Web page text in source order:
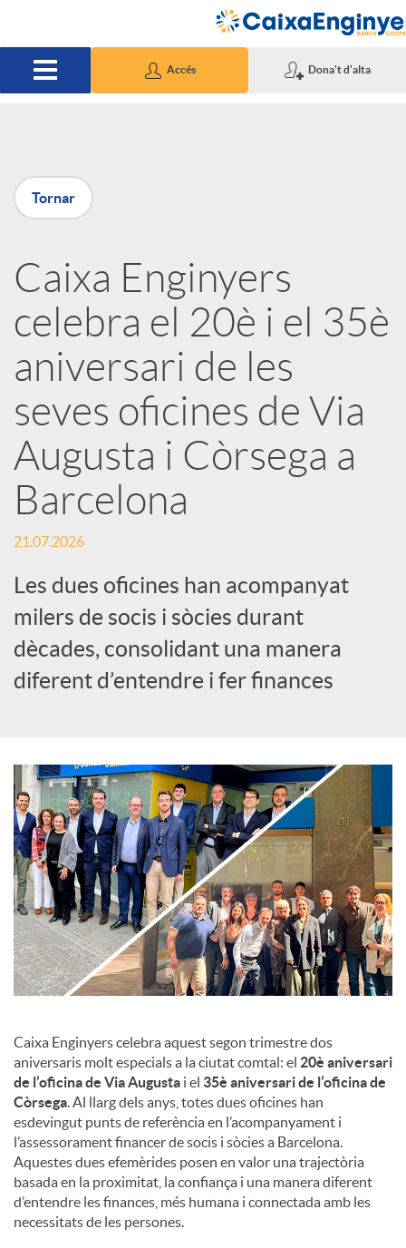
Accés Dona't d'alta
P
u
b
l
i
c
a
d
o
r
e
c
o
n
t
i
n
g
Tornar
Caixa Enginyers
celebra el 20è i el 35è
aniversari de les
seves oficines de Via
Augusta i Còrsega a
Barcelona
21.07.2026
Les dues oficines han acompanyat
milers de socis i sòcies durant
dècades, consolidant una manera
diferent d’entendre i fer finances
Caixa Enginyers celebra aquest segon trimestre dos
aniversaris molt especials a la ciutat comtal: el 20è aniversari
de l’oficina de Via Augusta i el 35è aniversari de l’oficina de
Còrsega. Al llarg dels anys, totes dues oficines han
esdevingut punts de referència en l’acompanyament i
l’assessorament financer de socis i sòcies a Barcelona.
Aquestes dues efemèrides posen en valor una trajectòria
basada en la proximitat, la confiança i una manera diferent
d’entendre les finances, més humana i connectada amb les
necessitats de les persones.